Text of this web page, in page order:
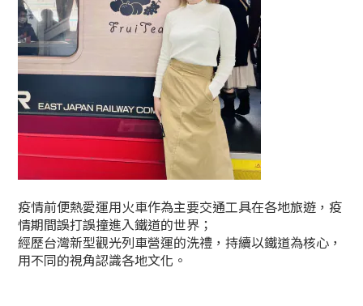
疫情前便熱愛運用火車作為主要交通工具在各地旅遊，疫
情期間誤打誤撞進入鐵道的世界；
經歷台灣新型觀光列車營運的洗禮，持續以鐵道為核心，
用不同的視角認識各地文化。